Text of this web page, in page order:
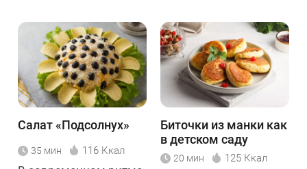
Салат «Подсолнух»
35 мин 116 Ккал
Биточки из манки как
в детском саду
20 мин 125 Ккал